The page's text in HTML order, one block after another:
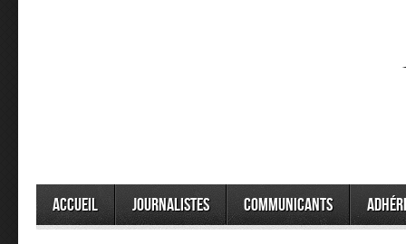
Accueil Journalistes Communicants